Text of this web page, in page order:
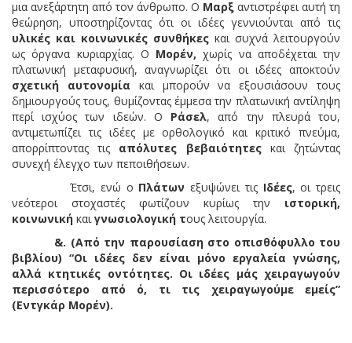
μια ανεξάρτητη από τον άνθρωπο. Ο Μαρξ αντιστρέφει αυτή τη
θεώρηση, υποστηρίζοντας ότι οι ιδέες γεννιούνται από τις
υλικές και κοινωνικές συνθήκες και συχνά λειτουργούν
ως όργανα κυριαρχίας. Ο Μορέν, χωρίς να αποδέχεται την
πλατωνική μεταφυσική, αναγνωρίζει ότι οι ιδέες αποκτούν
σχετική αυτονομία και μπορούν να εξουσιάσουν τους
δημιουργούς τους, θυμίζοντας έμμεσα την πλατωνική αντίληψη
περί ισχύος των ιδεών. Ο Ράσελ, από την πλευρά του,
αντιμετωπίζει τις ιδέες με ορθολογικό και κριτικό πνεύμα,
απορρίπτοντας τις απόλυτες βεβαιότητεςκαι ζητώντας
συνεχή έλεγχο των πεποιθήσεων.
Έτσι, ενώ ο Πλάτων εξυψώνει τις Ιδέες, οι τρεις
νεότεροι στοχαστές φωτίζουν κυρίως την ιστορική,
κοινωνική καιγνωσιολογική τους λειτουργία.
&. (Από την παρουσίαση στο οπισθόφυλλο του
βιβλίου) “Οι ιδέες δεν είναι μόνο εργαλεία γνώσης,
αλλά κτητικές οντότητες. Οι ιδέες μάς χειραγωγούν
περισσότερο από ό, τι τις χειραγωγούμε εμείς”
(Εντγκάρ Μορέν).